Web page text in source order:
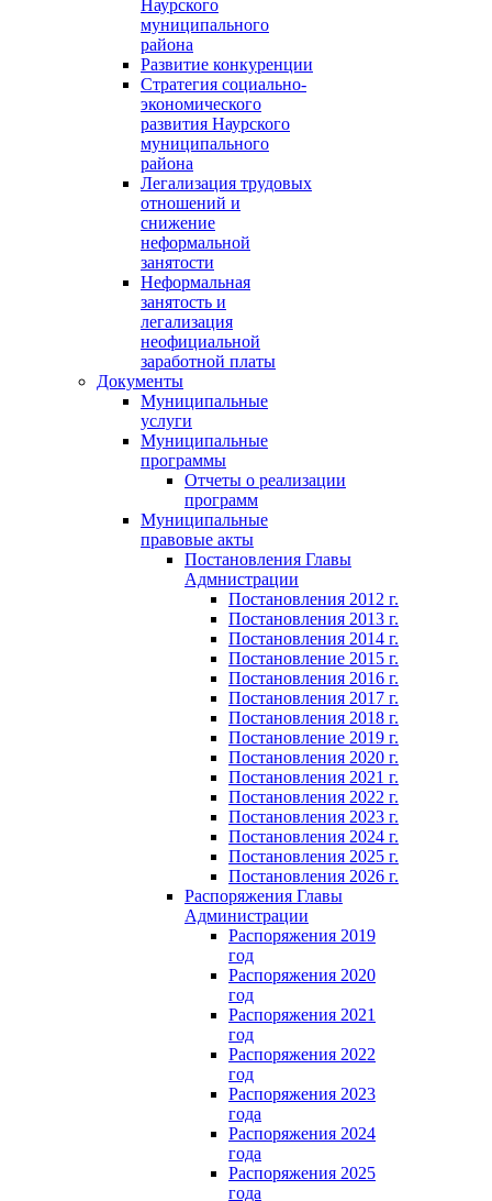
Наурского
муниципального
района
Развитие конкуренции
Стратегия социально-
экономического
развития Наурского
муниципального
района
Легализация трудовых
отношений и
снижение
неформальной
занятости
Неформальная
занятость и
легализация
неофициальной
заработной платы
Документы
Муниципальные
услуги
Муниципальные
программы
Отчеты о реализации
программ
Муниципальные
правовые акты
Постановления Главы
Адмнистрации
Постановления 2012 г.
Постановления 2013 г.
Постановления 2014 г.
Постановление 2015 г.
Постановления 2016 г.
Постановления 2017 г.
Постановления 2018 г.
Постановление 2019 г.
Постановления 2020 г.
Постановления 2021 г.
Постановления 2022 г.
Постановления 2023 г.
Постановления 2024 г.
Постановления 2025 г.
Постановления 2026 г.
Распоряжения Главы
Администрации
Распоряжения 2019
год
Распоряжения 2020
год
Распоряжения 2021
год
Распоряжения 2022
год
Распоряжения 2023
года
Распоряжения 2024
года
Распоряжения 2025
года